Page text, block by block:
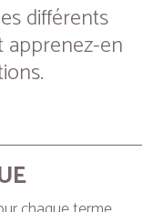
différents
apprenez-en